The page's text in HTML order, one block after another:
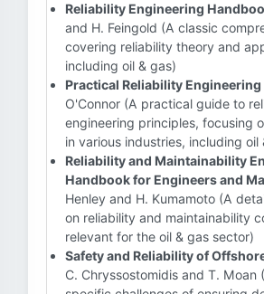
Reliability Engineering
and H. Feingold (A classic
covering reliability theory and
including oil & gas)
Practical Reliability Engineering
O'Connor (A practical guide to
engineering principles, focusing
in various industries, including oil
Reliability and Maintainability
Handbook for Engineers and
Henley and H. Kumamoto (A
on reliability and maintainability
relevant for the oil & gas sector)
Safety and Reliability of
C. Chryssostomidis and T. Moan